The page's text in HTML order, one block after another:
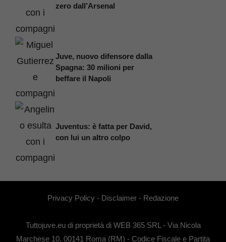
zero dall’Arsenal
Juve, nuovo difensore dalla
Spagna: 30 milioni per
beffare il Napoli
Juventus: è fatta per David,
con lui un altro colpo
Privacy Policy - Disclaimer - Redazione
Tuttojuve.eu di proprietà di WEB 365 SRL - Via Nicola
Marchese 10, 00141 Roma (RM) - Codice Fiscale e Partita